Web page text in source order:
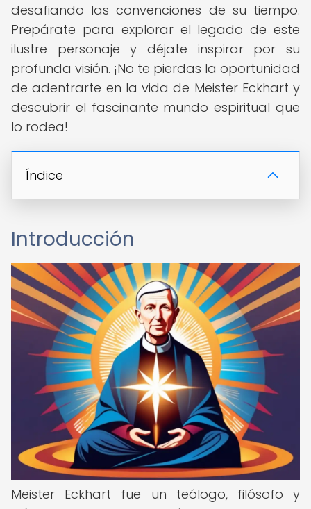
desafiando las convenciones de su tiempo.
Prepárate para explorar el legado de este
ilustre personaje y déjate inspirar por su
profunda visión. ¡No te pierdas la oportunidad
de adentrarte en la vida de Meister Eckhart y
descubrir el fascinante mundo espiritual que
lo rodea!
Índice
Introducción
Meister Eckhart fue un teólogo, filósofo y